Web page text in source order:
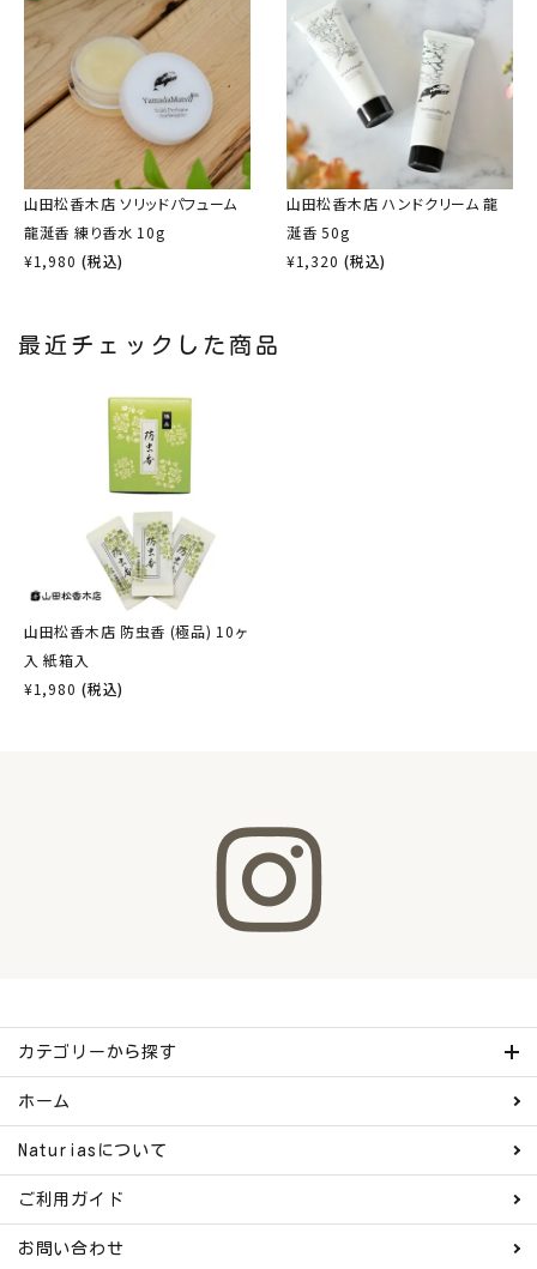
山田松香木店 ソリッドパフューム
龍涎香 練り香水 10g
¥1,980 (税込)
山田松香木店 ハンドクリーム 龍
涎香 50g
¥1,320 (税込)
最近チェックした商品
山田松香木店 防虫香 (極品) 10ヶ
入 紙箱入
¥1,980 (税込)
カテゴリーから探す
ホーム
Naturiasについて
ご利用ガイド
お問い合わせ